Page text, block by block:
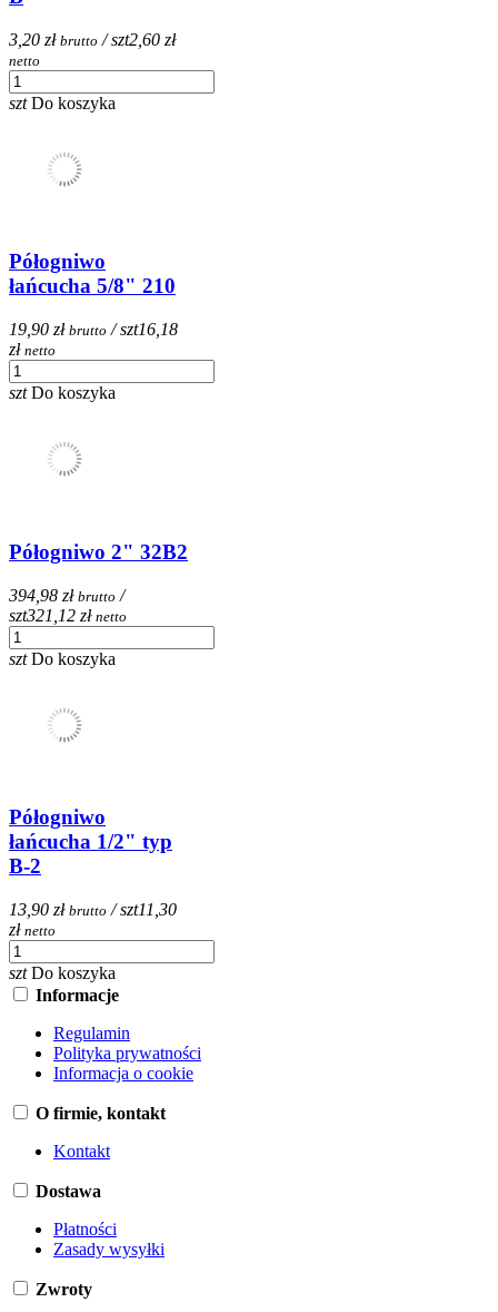
3,20 zł brutto / szt2,60 zł
netto
szt Do koszyka
Półogniwo
łańcucha 5/8" 210
19,90 zł brutto / szt16,18
zł netto
szt Do koszyka
Półogniwo 2" 32B2
394,98 zł brutto /
szt321,12 zł netto
szt Do koszyka
Półogniwo
łańcucha 1/2" typ
B-2
13,90 zł brutto / szt11,30
zł netto
szt Do koszyka
Informacje
Regulamin
Polityka prywatności
Informacja o cookie
O firmie, kontakt
Kontakt
Dostawa
Płatności
Zasady wysyłki
Zwroty